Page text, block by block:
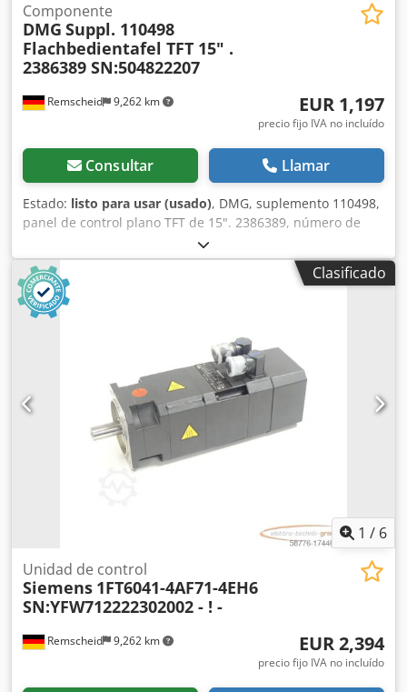
Remscheid 9,262 km
Componente
DMG Suppl. 110498
Flachbedientafel TFT 15" .
2386389 SN:504822207
EUR 1,197
precio fijo IVA no incluído
Consultar Llamar
Estado: listo para usar (usado), DMG, suplemento 110498,
panel de control plano TFT de 15". 2386389, número de
serie: 504822207, usado, con signos normales de uso,
funcionamiento al 100%, el alcance de la entrega se
corresponde con las fotos. Chjdsi I Iz Aepfx AhijaClasificado
1 / 6
Remscheid 9,262 km
Unidad de control
Siemens 1FT6041-4AF71-4EH6
SN:YFW712222302002 - ! -
EUR 2,394
precio fijo IVA no incluído